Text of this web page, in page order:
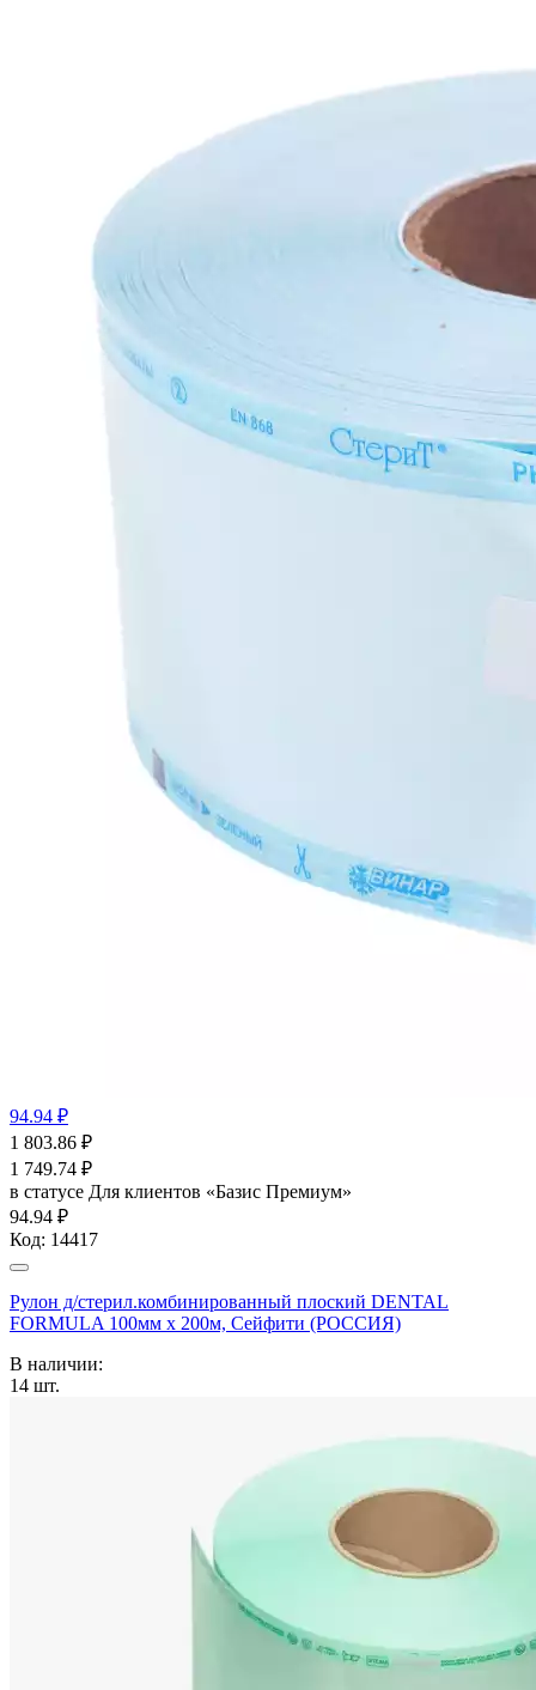
94.94 ₽
1 803.86 ₽
1 749.74 ₽
в статусе Для клиентов «Базис Премиум»
94.94 ₽
Код: 14417
Рулон д/стерил.комбинированный плоский DENTAL
FORMULA 100мм х 200м, Сейфити (РОССИЯ)
В наличии:
14 шт.